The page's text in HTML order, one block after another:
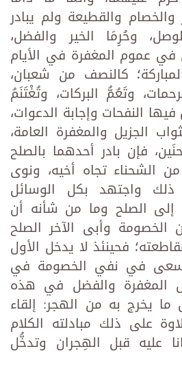
والقطيعة ولم يبادر
وحُرِمَا الخير والفضل،
في عموم المغفرة في الأيام
كالنصف من شعبان،
وتَعُمُّ البركات، وتُغْتَنَمُ
فيها النفحات وإجابة الدعوات،
الجزيل والمغفرة العامة،
فإن بادر أحدهما بالصلح
الشحناء تجاه أخيه، ونوى
واجتهد بكل الوسائل
الصلح وما من شأنه أن
وأبى الآخر الصلح
فحينئذ لا يدخل الأول
وسعى في نفي الخصومة في
المغفرة والفضل في هذه
ما يخرج به من الهجر: إلقاء
على ذلك مبادلته الكلام
عليه قبل الهِجران وتدخُّل